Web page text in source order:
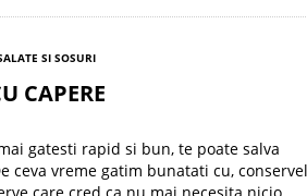
SI SOSURI
CAPERE
gatesti rapid si bun, te poate salva
ceva vreme gatim bunatati cu,